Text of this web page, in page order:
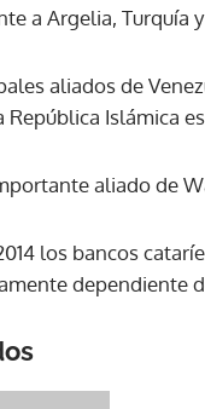
a Argelia, Turquía y
aliados de
Islámica
aliado de
los bancos
dependiente